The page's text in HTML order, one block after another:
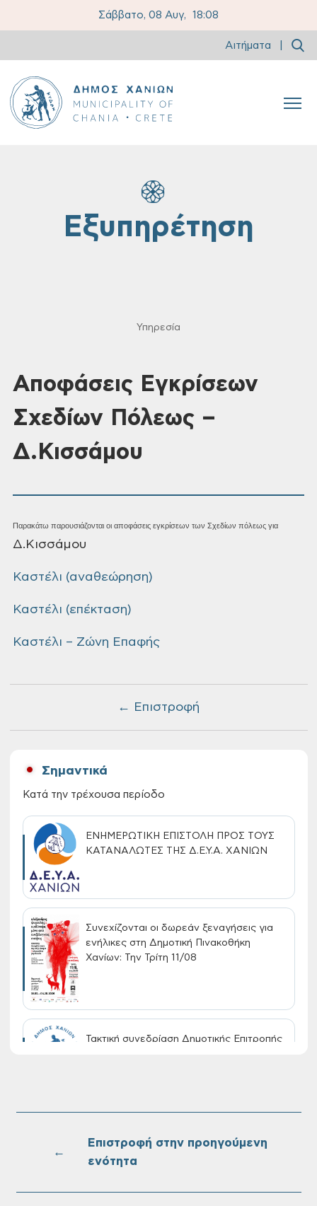
Σάββατο, 08 Αυγ, 18:08
Αιτήματα
Εξυπηρέτηση
← Επιστροφή
Υπηρεσία
Αποφάσεις Εγκρίσεων
Σχεδίων Πόλεως –
Δ.Κισσάμου
Παρακάτω παρουσιάζονται οι αποφάσεις εγκρίσεων των Σχεδίων πόλεως για
Δ.Κισσάμου
Καστέλι (αναθεώρηση)
Καστέλι (επέκταση)
Καστέλι – Ζώνη Επαφής
Σημαντικά
Κατά την τρέχουσα περίοδο
ΕΝΗΜΕΡΩΤΙΚΗ ΕΠΙΣΤΟΛΗ ΠΡΟΣ ΤΟΥΣ
ΚΑΤΑΝΑΛΩΤΕΣ ΤΗΣ Δ.Ε.Υ.Α. ΧΑΝΙΩΝ
Συνεχίζονται οι δωρεάν ξεναγήσεις για
ενήλικες στη Δημοτική Πινακοθήκη
Χανίων: Την Τρίτη 11/08
Τακτική συνεδρίαση Δημοτικής Επιτροπής
Επαναλειτουργία του συστήματος
Ονουφρίου
Πίνακες Κατάταξης & Βαθμολογίας,
←
Επιστροφή στην προηγούμενη
ενότητα